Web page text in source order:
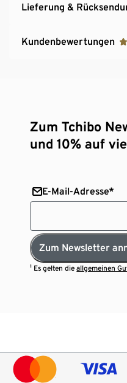
Lieferung &
Kundenbewertungen
Zum Tchibo
und 10% auf
E-Mail-Adresse*
Zum Newsletter
¹ Es gelten dieallgemeinen